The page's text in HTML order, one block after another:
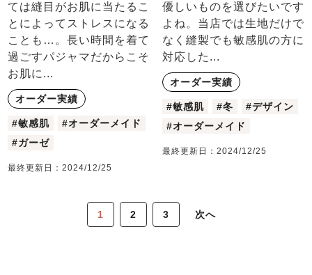
ては縫目がお肌に当たるこ
とによってストレスになる
ことも…。長い時間を着て
過ごすパジャマだからこそ
お肌に...
オーダー実績
#敏感肌
#オーダーメイド
#ガーゼ
最終更新日：2024/12/25
優しいものを選びたいです
よね。当店では生地だけで
なく縫製でも敏感肌の方に
対応した...
オーダー実績
#敏感肌 #冬
#デザイン
#オーダーメイド
最終更新日： 2024/12/25
1 2 3 次へ